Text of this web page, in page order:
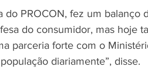
do PROCON, fez um balanço
do consumidor, mas hoje
parceria forte com o
diariamente”, disse.